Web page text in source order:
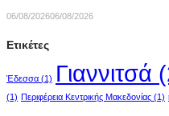
06/08/202606/08/2026
Ετικέτες
Έδεσσα (1) Γιαννιτσά
(1) Περιφέρεια Κεντρικής Μακεδονίας (1)